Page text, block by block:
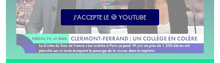
J'ACCEPTE LE 🍪 YOUTUBE